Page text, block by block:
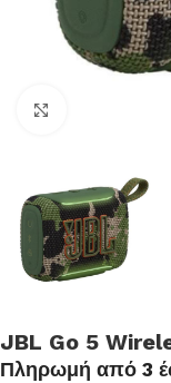
JBL Go 5
Πληρωμή από 3